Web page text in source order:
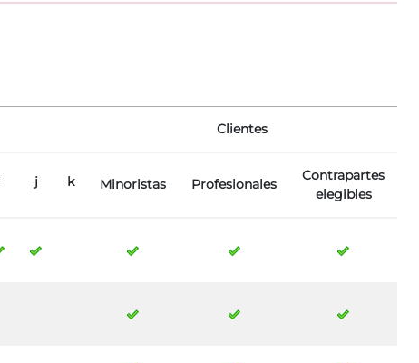
Clientes
j k Minoristas Profesionales
Contrapartes
elegibles